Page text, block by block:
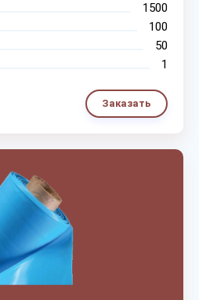
1500
100
50
1
Заказать